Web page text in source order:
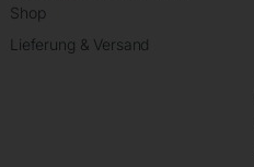
Shop
Lieferung & Versand